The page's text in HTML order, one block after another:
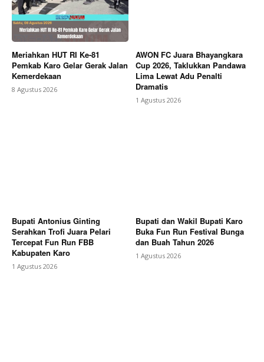
Meriahkan HUT RI Ke-81
Pemkab Karo Gelar Gerak Jalan
Kemerdekaan
8 Agustus 2026
AWON FC Juara Bhayangkara
Cup 2026, Taklukkan Pandawa
Lima Lewat Adu Penalti
Dramatis
1 Agustus 2026
Bupati Antonius Ginting
Serahkan Trofi Juara Pelari
Tercepat Fun Run FBB
Kabupaten Karo
1 Agustus 2026
Bupati dan Wakil Bupati Karo
Buka Fun Run Festival Bunga
dan Buah Tahun 2026
1 Agustus 2026